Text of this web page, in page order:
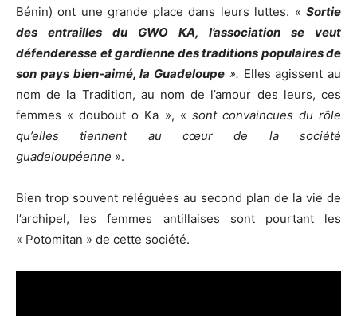
Bénin) ont une grande place dans leurs luttes. «Sortie
des entrailles du GWO KA, l’association se veut
défenderesse et gardienne des traditions populaires de
son pays bien-aimé, la Guadeloupe ». Elles agissent au
nom de la Tradition, au nom de l’amour des leurs, ces
femmes « doubout o Ka », « sont convaincues du rôle
qu’elles tiennent au cœur de la société
guadeloupéenne ».
Bien trop souvent reléguées au second plan de la vie de
l’archipel, les femmes antillaises sont pourtant les
« Potomitan » de cette société.